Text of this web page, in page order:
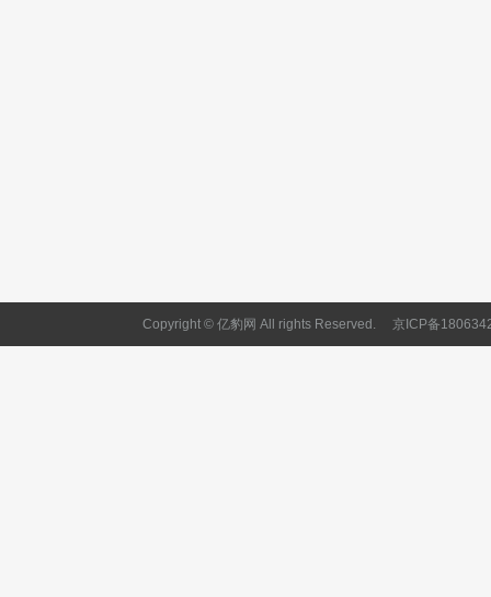
Copyright © 亿豹网 All rights Reserved. 京ICP备